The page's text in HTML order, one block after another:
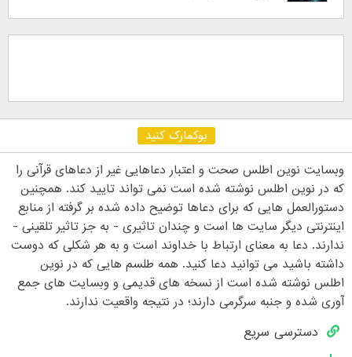
بوکمارک کنید
وبسایت نوین اطلس صحت و اعتبار دعاهایی غیر از دعاهای قرآنی را
که در نوین اطلس نوشته شده است نمی تواند تایید کند. همچنین
دستورالعمل هایی که برای دعاها توضیح داده شده بر گرفته از منابع
اینترنتی دیگر سایت ها است و چندان تاثیری - به جز تاثیر تلقینی -
ندارند. دعا به معنای ارتباط با خداوند است و به هر شکلی که دوست
داشته باشید می توانید دعا کنید. همه طلسم هایی که در نوین
اطلس نوشته شده است از نسخه های قدیمی و وبسایت های جمع
آوری شده و جنبه سرگرمی دارند؛ در نتیجه واقعیت ندارند.
دسترسی سریع